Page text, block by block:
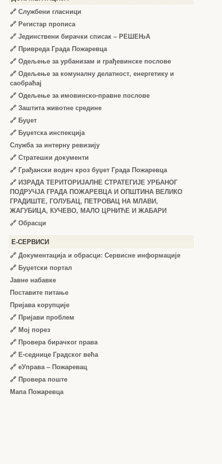
🔗 Службени гласници
🔗 Регистар прописа
🔗 Јединствени бирачки списак – РЕШЕЊА
🔗 Привреда Града Пожаревца
🔗 Одељење за урбанизам и грађевинске послове
🔗 Одељење за комуналну делатност, енергетику и
саобраћај
🔗 Одељење за имовинско-правне послове
🔗 Заштита животне средине
🔗 Буџет
🔗 Буџетска инспекција
Служба за интерну ревизију
🔗 Стратешки документи
🔗 Грађански водич кроз буџет Града Пожаревца
🔗 ИЗРАДА ТЕРИТОРИЈАЛНЕ СТРАТЕГИЈЕ УРБАНОГ
ПОДРУЧЈА ГРАДА ПОЖАРЕВЦА И ОПШТИНА ВЕЛИКО
ГРАДИШТЕ, ГОЛУБАЦ, ПЕТРОВАЦ НА МЛАВИ,
ЖАГУБИЦА, КУЧЕВО, МАЛО ЦРНИЋЕ И ЖАБАРИ
🔗 Обрасци
Е-СЕРВИСИ
🔗 Документација и обрасци: Сервисне информације
🔗 Буџетски портал
Јавне набавке
Поставите питање
Пријава корупције
🔗 Пријави проблем
🔗 Мој порез
🔗 Провера бирачког права
🔗 Е-седнице Градског већа
🔗 еУправа – Пожаревац
🔗 Провера поште
Мапа Пожаревца